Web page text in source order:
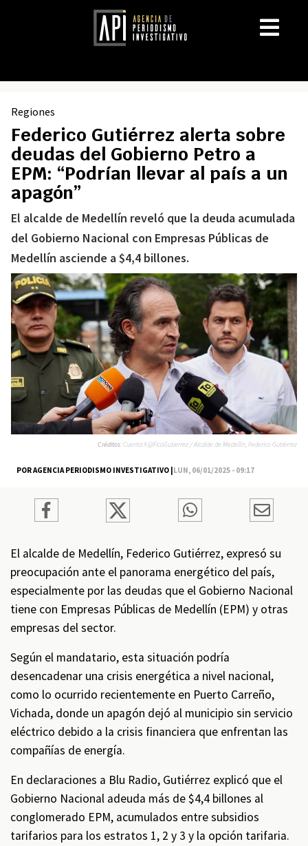
Regiones
Federico Gutiérrez alerta sobre
deudas del Gobierno Petro a
EPM: “Podrían llevar al país a un
apagón”
El alcalde de Medellín reveló que la deuda acumulada
del Gobierno Nacional con Empresas Públicas de
Medellín asciende a $4,4 billones.
POR AGENCIA PERIODISMO INVESTIGATIVO |LUN, 06/01/2025 - 09:17
Créditos:Cuenta X @FicoGutierrez / Alcalde de Medellín, Federico Gutiérrez
El alcalde de Medellín, Federico Gutiérrez, expresó su
preocupación ante el panorama energético del país,
especialmente por las deudas que el Gobierno Nacional
tiene con Empresas Públicas de Medellín (EPM) y otras
empresas del sector.
Según el mandatario, esta situación podría
desencadenar una crisis energética a nivel nacional,
como lo ocurrido recientemente en Puerto Carreño,
Vichada, donde un apagón dejó al municipio sin servicio
eléctrico debido a la crisis financiera que enfrentan las
compañías de energía.
En declaraciones a Blu Radio, Gutiérrez explicó que el
Gobierno Nacional adeuda más de $4,4 billones al
conglomerado EPM, acumulados entre subsidios
tarifarios para los estratos 1, 2 y 3 y la opción tarifaria.